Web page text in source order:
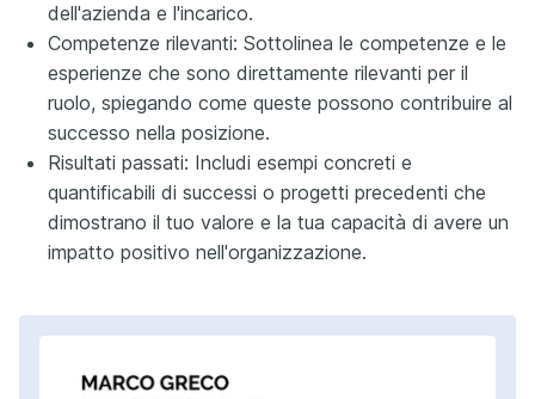
dell'azienda e l'incarico.
Competenze rilevanti: Sottolinea le competenze e le
esperienze che sono direttamente rilevanti per il
ruolo, spiegando come queste possono contribuire al
successo nella posizione.
Risultati passati: Includi esempi concreti e
quantificabili di successi o progetti precedenti che
dimostrano il tuo valore e la tua capacità di avere un
impatto positivo nell'organizzazione.